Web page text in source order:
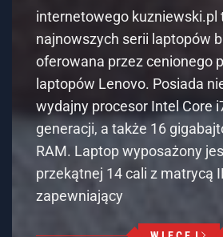
laptopów Lenovo. Posiada
wydajny procesor Intel Core
generacji, a także 16
RAM. Laptop wyposażony
przekątnej 14 cali z matrycą
zapewniający
WIĘCEJ